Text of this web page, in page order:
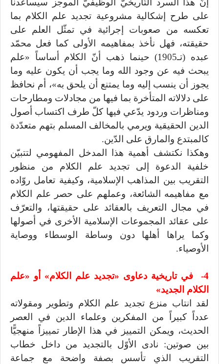
إنّ هذا السرد التّاريخيّ الوظيفيّ الموجز سيساعدنا
على طرح إشكالية مشروعية تجديد علم الكلام بما
تعكسه من صعوبات إجرائية في تمثّل العلم على
حقيقته، فهل نأخذ بمفاهيمه الأولى كما فعل محمّد
عبده (تـ1905) حينما ذهب أنّ الكلام أساساً «علم
يبحث فيه عن وجود الله وما يجب أن يكون عليه وما
يجوز أن ينسب إليه وما يمتنع أن يلحق به»، أم نحافظ
على دلالاته المتأخرة بما فيها من مجادلات ومطارحات
ومناظرات وردود يدّعي فيها كلّ طرف اكتساب أصول
الدين الحقيقية ويرمي بالمخالف المسلم بتهم متعدّدة
كالمبتدع والمارق على الدّين.
وهكذا نكتشف أهمية هذا المدخل المفهومي لتتبيّن
خلفية الدعوة إلى تجديد علم الكلام من منظور
التقريب بين المذاهب الإسلامية، وكيفية تعامل روّاده
مع مفاهيمه الشائعة، وعملهم على حصر علم الكلام
في مجال التعريف بالعقائد على حقيقتها، والتعرّف
على عقائد المجموعات الإسلامية الأخرى في أصولها
وكما يراها أهلها دون وساطة الوسطاء ووصاية
الأوصياء.
4- في تاريخية دعاوى «تجديد علم الكلام» أو «علم
الكلام الجديد»
لقد انتاب منزع تجديد علم الكلام وتطوير ومقولاته
عدداً كبيراً من المفكرين وعلماء الدين في العصر
الحديث، ويمكن التمييز في هذا الإطار تمييزاً منهجيًّا
بين صوتين: نادى الأوّل بالتجديد من داخل خطاب
التقريب الذي تأسس بصفة واضحة مع جماعة